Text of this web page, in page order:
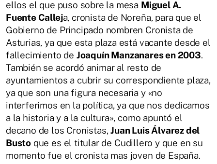
ellos el que puso sobre la mesa Miguel A.
Fuente Calleja, cronista de Noreña, para que el
Gobierno de Principado nombren Cronista de
Asturias, ya que esta plaza está vacante desde el
fallecimiento de Joaquín Manzanares en 2003.
También se acordó animar al resto de
ayuntamientos a cubrir su correspondiente plaza,
ya que son una figura necesaria y «no
interferimos en la política, ya que nos dedicamos
a la historia y a la cultura», como apuntó el
decano de los Cronistas,Juan Luis Álvarez del
Busto que es el titular de Cudillero y que en su
momento fue el cronista mas joven de España.